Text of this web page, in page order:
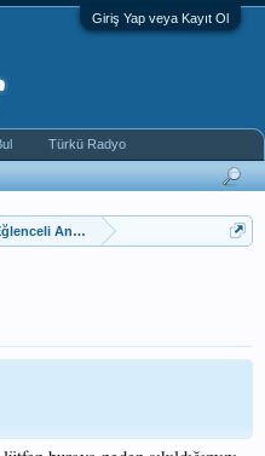
Giriş Yap veya Kayıt Ol
Anketler
Türkü Radyo